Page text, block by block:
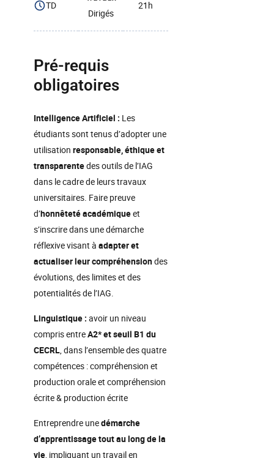
TD
Dirigés
21h
Pré-requis
obligatoires
Intelligence Artificiel : Les
étudiants sont tenus d’adopter une
utilisation responsable, éthique et
transparentedes outils de l’IAG
dans le cadre de leurs travaux
universitaires. Faire preuve
d’honnêteté académiqueet
s’inscrire dans une démarche
réflexive visant à adapter et
actualiser leur compréhensiondes
évolutions, des limites et des
potentialités de l’IAG.
Linguistique : avoir un niveau
compris entreA2* et seuil B1 du
CECRL, dans l’ensemble des quatre
compétences : compréhension et
production orale et compréhension
écrite & production écrite
Entreprendre unedémarche
d’apprentissage tout au long de la
vie, impliquant un travail en